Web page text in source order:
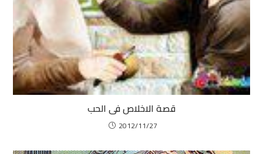
قصة الاخلاص فى الحب
2012/11/27